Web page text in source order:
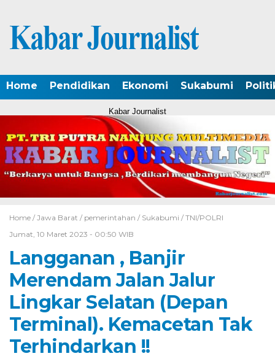
Home Pendidikan Ekonomi Sukabumi
Kabar Journalist
Home / Jawa Barat / pemerintahan / Sukabumi / TNI/POLRI
Jumat, 10 Maret 2023 - 00:50 WIB
Langganan , Banjir
Merendam Jalan Jalur
Lingkar Selatan (Depan
Terminal). Kemacetan Tak
Terhindarkan !!